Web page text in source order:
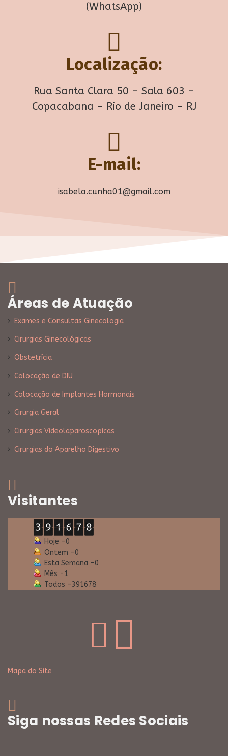
(WhatsApp)
Localização:
Rua Santa Clara 50 - Sala 603 -
Copacabana - Rio de Janeiro - RJ
E-mail:
isabela.cunha01@gmail.com
Áreas de Atuação
Exames e Consultas Ginecologia
Cirurgias Ginecológicas
Obstetrícia
Colocação de DIU
Colocação de Implantes Hormonais
Cirurgia Geral
Cirurgias Videolaparoscopicas
Cirurgias do Aparelho Digestivo
Visitantes
Hoje -0
Ontem -0
Esta Semana -0
Mês -1
Todos -391678
Mapa do Site
Siga nossas Redes Sociais